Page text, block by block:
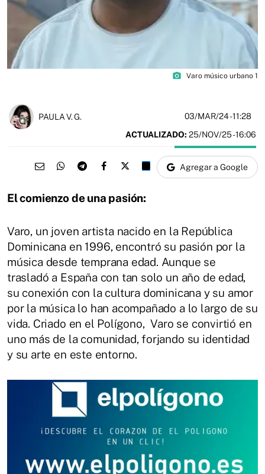
photo_camera Varo músico urbano 1
PAULA V. G. 03/MAR/24- 11:28
ACTUALIZADO: 25/NOV/25 - 16:06
Agregar a Google
El comienzo de una pasión:
Varo, un joven artista nacido en la República
Dominicana en 1996, encontró su pasión por la
música desde temprana edad. Aunque se
trasladó a España con tan solo un año de edad,
su conexión con la cultura dominicana y su amor
por la música lo han acompañado a lo largo de su
vida. Criado en el Polígono, Varo se convirtió en
uno más de la comunidad, forjando su identidad
y su arte en este entorno.